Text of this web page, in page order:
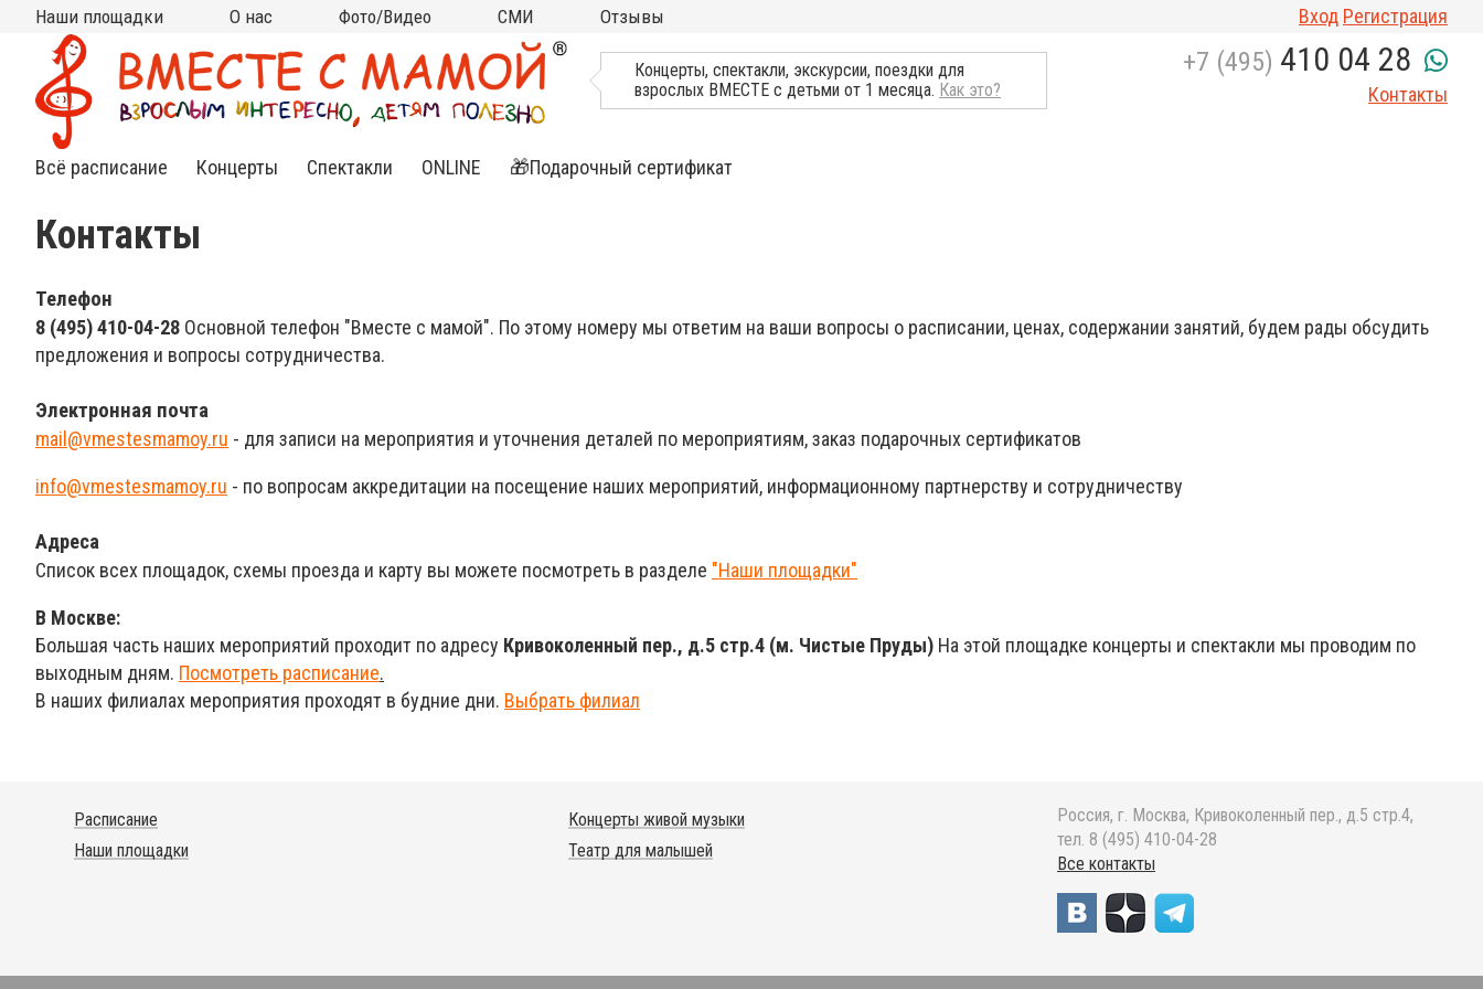
Наши площадки
Москва
на КИТАЙ-ГОРОДЕ
на ЧИСТЫХ ПРУДАХ
на ВДНХ
на НОВОСЛОБОДСКОЙ
на ПАРКЕ КУЛЬТУРЫ
в АРМЯНСКОМ
в СТАРОСАДСКОМ
(Китай-город)
в РАМЕНКАХ
на ТУРГЕНЕВСКОЙ
(школа Алгоритм)
на КРАСНЫХ ВОРОТАХ
на МЯСНИЦКОЙ (Чистые
пруды)
Московская область
в МЫТИЩАХ (клуб
Самовар)
в МЫТИЩАХ (ДЦ "Смарт
Ленд")
Все площадки на карте
О нас
Кто мы?
Контакты
Сотрудничество
Новости
Подвешенный билет
Фото/Видео
Фото
Видео
СМИ
ТВ, Пресса о нас
Отзывы Вход Регистрация
Концерты, спектакли, экскурсии, поездки для
взрослых ВМЕСТЕ с детьми от 1 месяца. Как это?
+7 (495) 410 04 28
Контакты
Всё расписание
Концерты
классика
Необычный
фолк
Познавательные
Спектакли
Книжные
встречи
ONLINE
🎁Подарочный сертификат
Контакты
Телефон
8 (495) 410-04-28 Основной телефон "Вместе с мамой". По этому номеру мы ответим на ваши вопросы о расписании, ценах, содержании занятий, будем рады обсудить
предложения и вопросы сотрудничества.
Электронная почта
mail@vmestesmamoy.ru - для записи на мероприятия и уточнения деталей по мероприятиям, заказ подарочных сертификатов
info@vmestesmamoy.ru - по вопросам аккредитации на посещение наших мероприятий, информационному партнерству и сотрудничеству
Адреса
Список всех площадок, схемы проезда и карту вы можете посмотреть в разделе "Наши площадки"
В Москве:
Большая часть наших мероприятий проходит по адресу Кривоколенный пер., д.5 стр.4 (м. Чистые Пруды) На этой площадке концерты и спектакли мы проводим по
выходным дням. Посмотреть расписание.
В наших филиалах мероприятия проходят в будние дни. Выбрать филиал
Расписание
Наши площадки
Концерты живой музыки
Театр для малышей
Россия, г. Москва, Кривоколенный пер., д.5 стр.4,
тел. 8 (495) 410-04-28
Все контакты